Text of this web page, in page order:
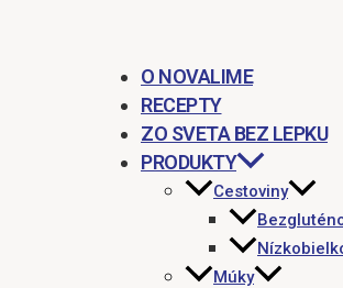
O NOVALIME
RECEPTY
ZO SVETA BEZ LEPKU
PRODUKTY
Cestoviny
Múky